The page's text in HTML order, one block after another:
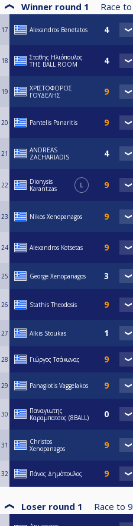
Winner round 1 Race to
17 Alexandros Benetatos
18
Σταθης Ηλιόπουλος
THE BALL ROOM
19
ΧΡΙΣΤΟΦΟΡΟΣ
ΓΟΥΔΕΛΗΣ
20 Pantelis Panaritis
21
ANDREAS
ZACHARIADIS
22
Dionysis
Karantzas
L
23 Nikos Xenopanagos
24 Alexandros Kotsetas
25 George Xenopanagos
26 Stathis Theodosis
27 Alkis Stoukas
28 Γιώργος Τσάκωνας
29 Panagiotis Vaggelakos
30
Παναγιωτης
Καραμπατσος (8BALL)
31
Christos
Xenopanagos
32 Πάνος Δημόπουλος
Loser round 1 Race to 9